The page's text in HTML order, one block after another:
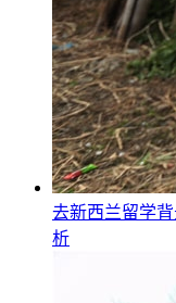
去新西兰留学
析